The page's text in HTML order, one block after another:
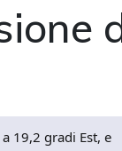
19,2 gradi Est, e